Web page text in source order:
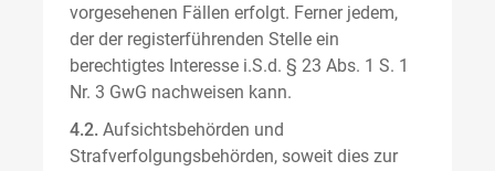
vorgesehenen Fällen erfolgt. Ferner jedem,
der der registerführenden Stelle ein
berechtigtes Interesse i.S.d. § 23 Abs. 1 S. 1
Nr. 3 GwG nachweisen kann.
4.2. Aufsichtsbehörden und
Strafverfolgungsbehörden, soweit dies zur